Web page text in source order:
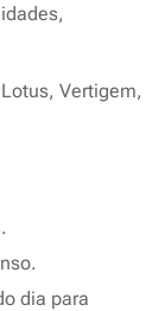
Vertigem,
dia para